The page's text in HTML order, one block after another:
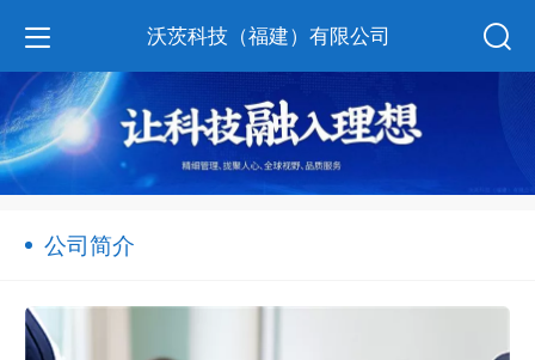
沃茨科技（福建）有限公司
公司简介